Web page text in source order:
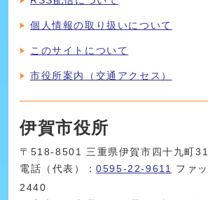
個人情報の取り扱いについて
このサイトについて
市役所案内（交通アクセス）
伊賀市役所
〒518-8501 三重県伊賀市四十九町
電話（代表）：0595-22-9611
ファ
2440